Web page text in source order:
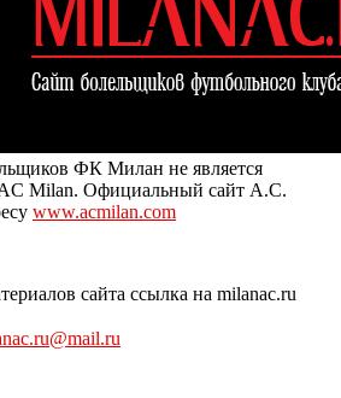
ФК Милан не является
Milan. Официальный сайт A.C.
www.acmilan.com
сайта ссылка на milanac.ru